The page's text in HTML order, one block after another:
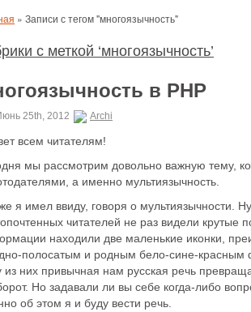
» Записи с тегом "многоязычность"
с меткой ‘многоязычность’
в РНР
25th, 2012 Archi
всем читателям!
мы рассмотрим довольно важную тему,
а именно мультиязычность.
я имел ввиду, говоря о мультиязычности.
читателей не раз видели
находили две маленькие иконки,
полосатым и родным бело-сине-красным
из них привычная нам русская речь
Но задавали ли вы себе когда-либо
об этом я и буду вести речь.